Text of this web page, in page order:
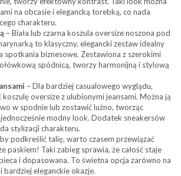
na obcasie i elegancką torebką, co nada
charakteru.
– Biała lub czarna koszula oversize noszona pod
to klasyczny, elegancki zestaw idealny
spotkania biznesowe. Zestawiona z szerokimi
spódnicą, tworzy harmonijną i stylową
– Dla bardziej casualowego wyglądu,
oversize z ulubionymi jeansami. Można ją
w spodnie lub zostawić luźno, tworząc
modny look. Dodatek sneakersów
stylizacji charakteru.
podkreślić talię, warto czasem przewiązać
paskiem! Taki zabieg sprawia, że całość staje
i dopasowana. To świetna opcja zarówno na
bardziej eleganckie okazje.